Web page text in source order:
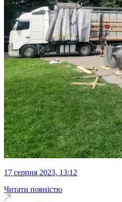
17 серпня 2023, 13:12
Читати повністю